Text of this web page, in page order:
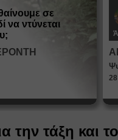
σε
να ντύνεται
την τάξη και